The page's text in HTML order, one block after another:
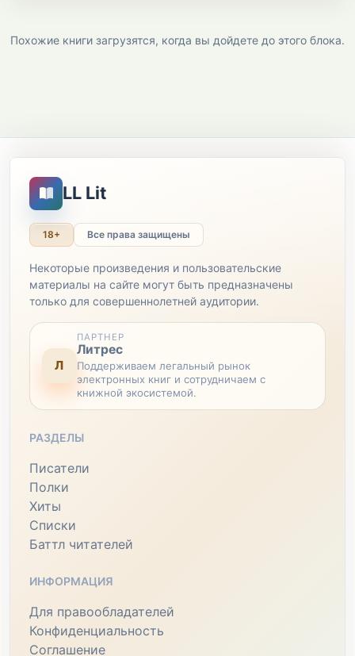
Похожие книги загрузятся, когда вы дойдете до этого блока.
LL Lit
18+ Все права защищены
Некоторые произведения и пользовательские
материалы на сайте могут быть предназначены
только для совершеннолетней аудитории.
Л
ПАРТНЕР
Литрес
Поддерживаем легальный рынок
электронных книг и сотрудничаем с
книжной экосистемой.
РАЗДЕЛЫ
Писатели
Полки
Хиты
Списки
Баттл читателей
ИНФОРМАЦИЯ
Для правообладателей
Конфиденциальность
Соглашение